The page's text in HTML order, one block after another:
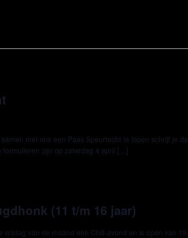
met ons een Paas Speurtocht te lopen schrijf je
formulieren zijn op zaterdag 4 april […]
(11 t/m 16 jaar)
vrijdag van de maand een Chill-avond en is open van